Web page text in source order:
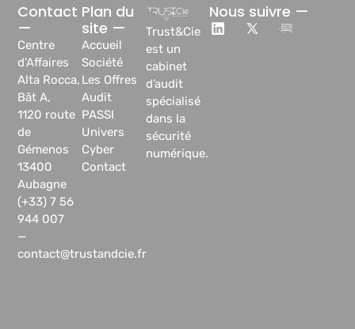
Trust&Cie
est un
cabinet
d’audit
spécialisé
dans la
sécurité
numérique.
Plan du
site —
Accueil
Société
Les Offres
Audit
PASSI
Univers
Cyber
Contact
Contact
—
Centre
d’Affaires
Alta Rocca,
Bât A,
1120 route
de
Gémenos
13400
Aubagne
(+33) 7 56
944 007
—
contact@trustandcie.fr
Nous suivre —